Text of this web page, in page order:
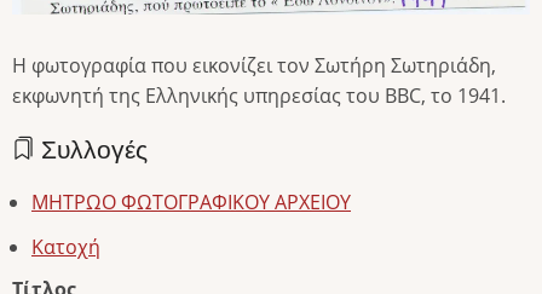
Η φωτογραφία που εικονίζει τον Σωτήρη Σωτηριάδη,
εκφωνητή της Ελληνικής υπηρεσίας του BBC, το 1941.
Συλλογές
ΜΗΤΡΩΟ ΦΩΤΟΓΡΑΦΙΚΟΥ ΑΡΧΕΙΟΥ
Κατοχή